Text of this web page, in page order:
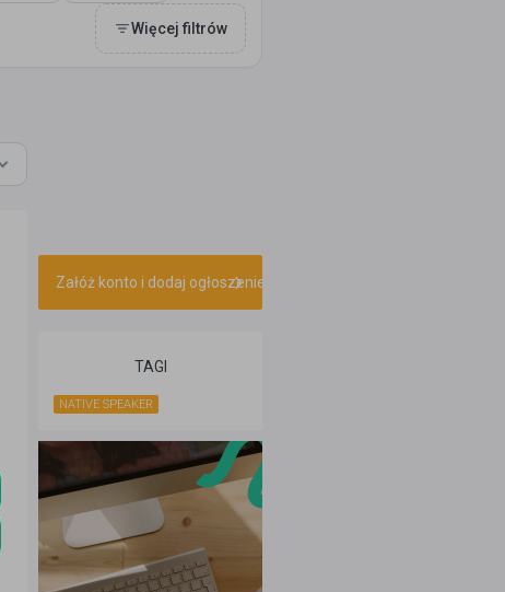
Więcej filtrów
Załóż konto i dodaj ogłoszenie
TAGI
NATIVE SPEAKER